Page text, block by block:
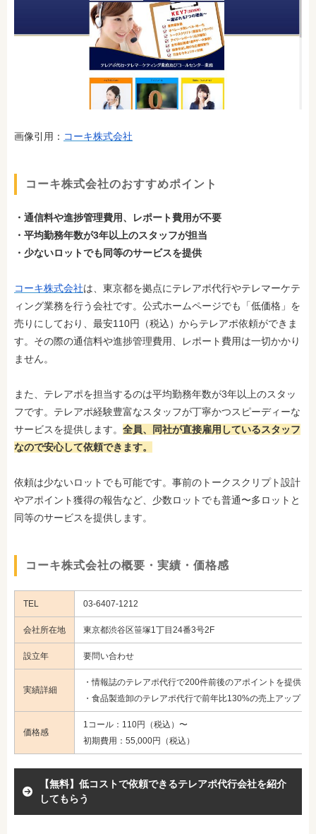
画像引用： コーキ株式会社
コーキ株式会社のおすすめポイント
・通信料や進捗管理費用、レポート費用が不要
・平均勤務年数が3年以上のスタッフが担当
・少ないロットでも同等のサービスを提供
コーキ株式会社は、東京都を拠点にテレアポ代行やテレマーケテ
ィング業務を行う会社です。公式ホームページでも「低価格」を
売りにしており、最安110円（税込）からテレアポ依頼ができま
す。その際の通信料や進捗管理費用、レポート費用は一切かかり
ません。
また、テレアポを担当するのは平均勤務年数が3年以上のスタッ
フです。テレアポ経験豊富なスタッフが丁寧かつスピーディーな
サービスを提供します。 全員、同社が直接雇用しているスタッフ
なので安心して依頼できます。
依頼は少ないロットでも可能です。事前のトークスクリプト設計
やアポイント獲得の報告など、少数ロットでも普通〜多ロットと
同等のサービスを提供します。
コーキ株式会社の概要・実績・価格感
TEL 03-6407-1212
会社所在地 東京都渋谷区笹塚1丁目24番3号2F
設立年 要問い合わせ
実績詳細
・情報誌のテレアポ代行で200件前後のアポイントを提供
・食品製造卸のテレアポ代行で前年比130%の売上アップ
価格感
1コール：110円（税込）〜
初期費用：55,000円（税込）
【無料】低コストで依頼できるテレアポ代行会社を紹介
してもらう